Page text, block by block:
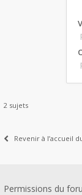
2 sujets
Revenir à l’accueil
Permissions du